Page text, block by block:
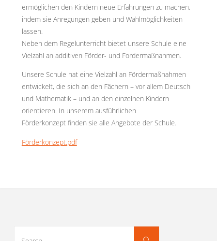
ermöglichen den Kindern neue Erfahrungen zu machen,
indem sie Anregungen geben und Wahlmöglichkeiten
lassen.
Neben dem Regelunterricht bietet unsere Schule eine
Vielzahl an additiven Förder- und Fordermaßnahmen.
Unsere Schule hat eine Vielzahl an Fördermaßnahmen
entwickelt, die sich an den Fächern – vor allem Deutsch
und Mathematik – und an den einzelnen Kindern
orientieren. In unserem ausführlichen
Förderkonzept finden sie alle Angebote der Schule.
Förderkonzept.pdf